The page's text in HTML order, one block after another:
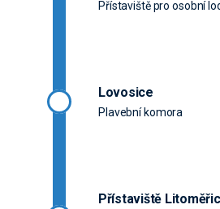
Přístaviště pro osobní
Lovosice
Plavební komora
Přístaviště